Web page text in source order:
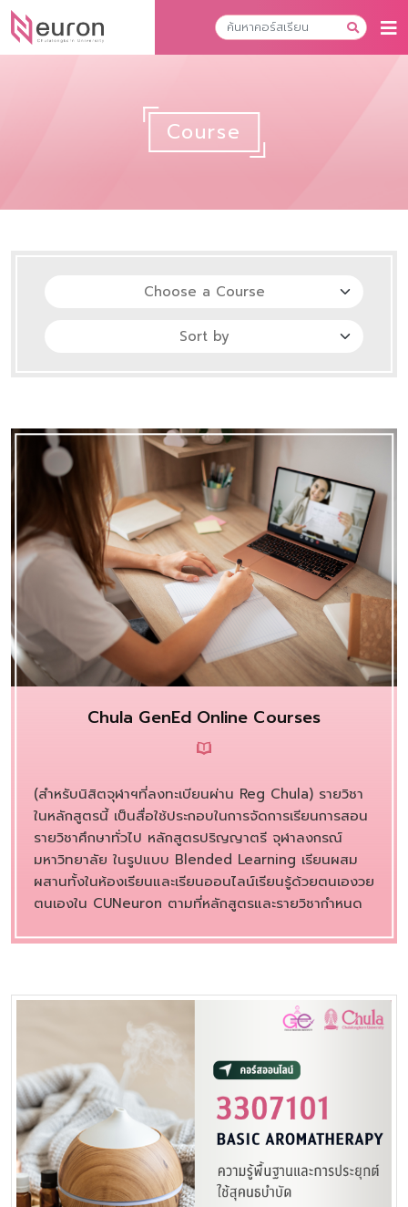
Course
Chula GenEd Online Courses
(สำหรับนิสิตจุฬาฯที่ลงทะเบียนผ่าน Reg Chula) รายวิชา
ในหลักสูตรนี้ เป็นสื่อใช้ประกอบในการจัดการเรียนการสอน
รายวิชาศึกษาทั่วไป หลักสูตรปริญญาตรี จุฬาลงกรณ์
มหาวิทยาลัย ในรูปแบบ Blended Learning เรียนผสม
ผสานทั้งในห้องเรียนและเรียนออนไลน์เรียนรู้ด้วยตนเองวย
ตนเองใน CUNeuron ตามที่หลักสูตรและรายวิชากำหนด